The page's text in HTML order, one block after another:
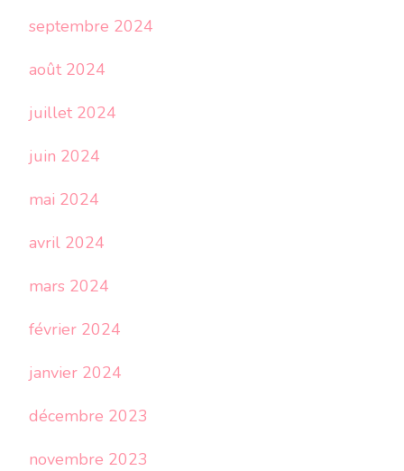
septembre 2024
août 2024
juillet 2024
juin 2024
mai 2024
avril 2024
mars 2024
février 2024
janvier 2024
décembre 2023
novembre 2023